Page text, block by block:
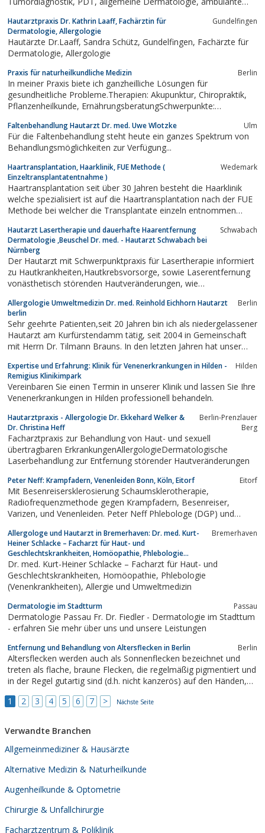
Hautarztpraxis Dr. Kathrin Laaff, Fachärztin für
Dermatologie, Allergologie
Gundelfingen
Hautärzte Dr.Laaff, Sandra Schütz, Gundelfingen, Fachärzte für
Dermatologie, Allergologie
Praxis für naturheilkundliche Medizin Berlin
In meiner Praxis biete ich ganzheilliche Lösungen für
gesundheitliche Probleme.Therapien: Akupunktur, Chiropraktik,
Pflanzenheilkunde, ErnährungsberatungSchwerpunkte:
Augenheilkunde
Faltenbehandlung Hautarzt Dr. med. Uwe Wlotzke Ulm
Für die Faltenbehandlung steht heute ein ganzes Spektrum von
Behandlungsmöglichkeiten zur Verfügung...
Haartransplantation, Haarklinik, FUE Methode (
Einzeltransplantatentnahme )
Wedemark
Haartransplantation seit über 30 Jahren besteht die Haarklinik
welche spezialisiert ist auf die Haartransplantation nach der FUE
Methode bei welcher die Transplantate einzeln entnommen
Haarstreifenmethode kann angeboten werden.
Hautarzt Lasertherapie und dauerhafte Haarentfernung
Dermatologie ,Beuschel Dr. med. - Hautarzt Schwabach bei
Nürnberg
Schwabach
Der Hautarzt mit Schwerpunktpraxis für Lasertherapie informiert
zu Hautkrankheiten,Hautkrebsvorsorge, sowie Laserentfernung
vonästhetisch störenden Hautveränderungen, wie
Tattoos und dauerhafte Haarentfernung bzw.Enthaarung mit
verschiedenden Lasern und...
Allergologie Umweltmedizin Dr. med. Reinhold Eichhorn Hautarzt
berlin
Berlin
Sehr geehrte Patienten,seit 20 Jahren bin ich als niedergelassener
Hautarzt am Kurfürstendamm tätig, seit 2004 in Gemeinschaft
mit Herrn Dr. Tilmann Brauns. In den letzten Jahren hat unser
unsere Patienten nicht immer positiver Natur waren, trotzdem
halten ich und...
Expertise und Erfahrung: Klinik für Venenerkrankungen in Hilden -
Remigius Klinikimpark
Hilden
Vereinbaren Sie einen Termin in unserer Klinik und lassen Sie Ihre
Venenerkrankungen in Hilden professionell behandeln.
Hautarztpraxis - Allergologie Dr. Ekkehard Welker &
Dr. Christina Heff
Berlin-Prenzlauer
Berg
Facharztpraxis zur Behandlung von Haut- und sexuell
übertragbaren ErkrankungenAllergologieDermatologische
Laserbehandlung zur Entfernung störender Hautveränderungen
Peter Neff: Krampfadern, Venenleiden Bonn, Köln, Eitorf Eitorf
Mit Besenreisersklerosierung Schaumsklerotherapie,
Radiofrequenzmethode gegen Krampfadern, Besenreiser,
Varizen, und Venenleiden. Peter Neff Phlebologe (DGP) und
Allergologe und Hautarzt in Bremerhaven: Dr. med. Kurt-
Heiner Schlacke – Facharzt für Haut- und
Geschlechtskrankheiten, Homöopathie, Phlebologie...
Bremerhaven
Dr. med. Kurt-Heiner Schlacke – Facharzt für Haut- und
Geschlechtskrankheiten, Homöopathie, Phlebologie
(Venenkrankheiten), Allergie und Umweltmedizin
Dermatologie im Stadtturm Passau
Dermatologie Passau Fr. Dr. Fiedler - Dermatologie im Stadttum
- erfahren Sie mehr über uns und unsere Leistungen
Entfernung und Behandlung von Altersflecken in Berlin Berlin
Altersflecken werden auch als Sonnenflecken bezeichnet und
treten als flache, braune Flecken, die regelmäßig pigmentiert und
in der Regel gutartig sind (d.h. nicht kanzerös) auf den Händen,
Die Entfernung von Altersflecken in Berlin wird mit Hilfe neuster
1 2 3 4 5 6 7 > Nächste Seite
Verwandte Branchen
Allgemeinmediziner & Hausärzte
Alternative Medizin & Naturheilkunde
Augenheilkunde & Optometrie
Chirurgie & Unfallchirurgie
Facharztzentrum & Poliklinik